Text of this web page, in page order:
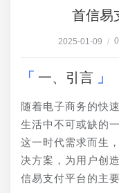
首信易
2025-01-09 /
一、引言
随着电子商务的快
生活中不可或缺的
这一时代需求而生
决方案，为用户创
信易支付平台的主要